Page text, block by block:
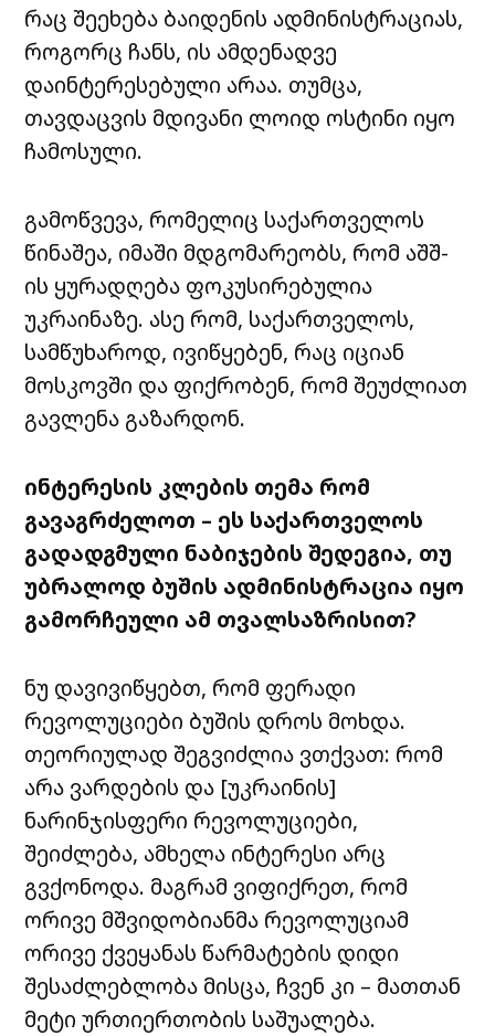
რაც შეეხება ბაიდენის ადმინისტრაციას,
როგორც ჩანს, ის ამდენადვე
დაინტერესებული არაა. თუმცა,
თავდაცვის მდივანი ლოიდ ოსტინი იყო
ჩამოსული.
გამოწვევა, რომელიც საქართველოს
წინაშეა, იმაში მდგომარეობს, რომ აშშ-
ის ყურადღება ფოკუსირებულია
უკრაინაზე. ასე რომ, საქართველოს,
სამწუხაროდ, ივიწყებენ, რაც იციან
მოსკოვში და ფიქრობენ, რომ შეუძლიათ
გავლენა გაზარდონ.
ინტერესის კლების თემა რომ
გავაგრძელოთ – ეს საქართველოს
გადადგმული ნაბიჯების შედეგია, თუ
უბრალოდ ბუშის ადმინისტრაცია იყო
გამორჩეული ამ თვალსაზრისით?
ნუ დავივიწყებთ, რომ ფერადი
რევოლუციები ბუშის დროს მოხდა.
თეორიულად შეგვიძლია ვთქვათ: რომ
არა ვარდების და [უკრაინის]
ნარინჯისფერი რევოლუციები,
შეიძლება, ამხელა ინტერესი არც
გვქონოდა. მაგრამ ვიფიქრეთ, რომ
ორივე მშვიდობიანმა რევოლუციამ
ორივე ქვეყანას წარმატების დიდი
შესაძლებლობა მისცა, ჩვენ კი – მათთან
მეტი ურთიერთობის საშუალება.